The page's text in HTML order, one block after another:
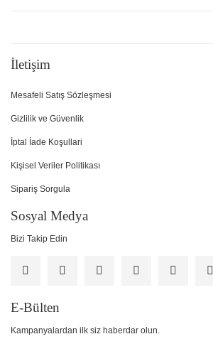
İletişim
Mesafeli Satış Sözleşmesi
Gizlilik ve Güvenlik
İptal İade Koşullari
Kişisel Veriler Politikası
Sipariş Sorgula
Sosyal Medya
Bizi Takip Edin
E-Bülten
Kampanyalardan ilk siz haberdar olun.